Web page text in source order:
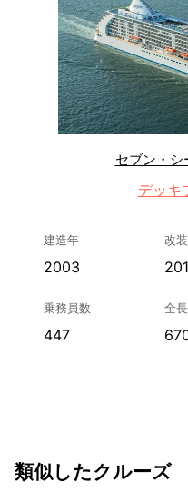
セブン・シ
デッキ
建造年
2003
改
乗務員数
447
全
類似したクルーズ